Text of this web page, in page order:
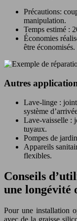
Précautions:
manipulation.
Temps estimé :
Économies
être économisés.
Autres
Lave-linge :
système
Lave-vaisselle :
tuyaux.
Pompes de
Appareils
flexibles.
Conseils
une longévité
Pour une installation